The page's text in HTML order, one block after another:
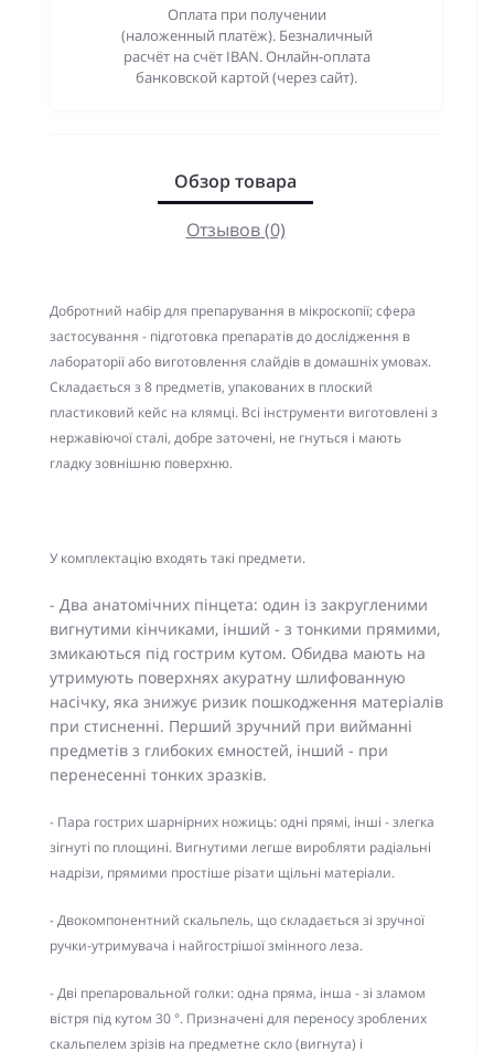
Оплата при получении
(наложенный платёж). Безналичный
расчёт на счёт IBAN. Онлайн-оплата
банковской картой (через сайт).
Обзор товара
Отзывов (0)
Добротний набір для препарування в мікроскопії; сфера
застосування - підготовка препаратів до дослідження в
лабораторії або виготовлення слайдів в домашніх умовах.
Складається з 8 предметів, упакованих в плоский
пластиковий кейс на клямці. Всі інструменти виготовлені з
нержавіючої сталі, добре заточені, не гнуться і мають
гладку зовнішню поверхню.
У комплектацію входять такі предмети.
- Два анатомічних пінцета: один із закругленими
вигнутими кінчиками, інший - з тонкими прямими,
змикаються під гострим кутом. Обидва мають на
утримують поверхнях акуратну шлифованную
насічку, яка знижує ризик пошкодження матеріалів
при стисненні. Перший зручний при вийманні
предметів з глибоких ємностей, інший - при
перенесенні тонких зразків.
- Пара гострих шарнірних ножиць: одні прямі, інші - злегка
зігнуті по площині. Вигнутими легше виробляти радіальні
надрізи, прямими простіше різати щільні матеріали.
- Двокомпонентний скальпель, що складається зі зручної
ручки-утримувача і найгострішої змінного леза.
- Дві препаровальной голки: одна пряма, інша - зі зламом
вістря під кутом 30 °. Призначені для переносу зроблених
скальпелем зрізів на предметне скло (вигнута) і